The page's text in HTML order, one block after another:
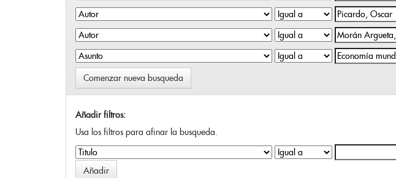
Comenzar nueva busqueda
Añadir filtros:
Usa los filtros para afinar la busqueda.